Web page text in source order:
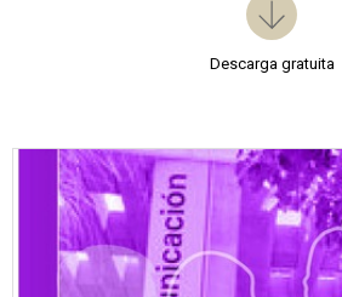
Descarga gratuita